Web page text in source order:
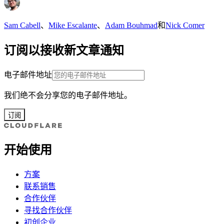
Sam Cabell、 Mike Escalante、 Adam Bouhmad和Nick Comer
订阅以接收新文章通知
电子邮件地址
我们绝不会分享您的电子邮件地址。
订阅
开始使用
方案
联系销售
合作伙伴
寻找合作伙伴
初创企业